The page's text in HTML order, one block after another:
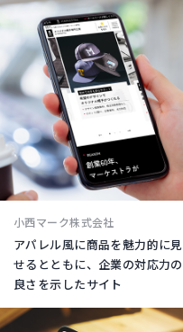
小西マーク株式会社
アパレル風に商品を魅力的に見
せるとともに、企業の対応力の
良さを示したサイト